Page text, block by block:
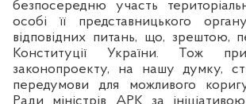
безпосередню участь
особі її представницького
відповідних питань, що, зрештою,
Конституції України. Тож
законопроекту, на нашу думку,
передумови для можливого